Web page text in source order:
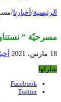
الرئيسية/ أخبارنا/
مسرحيّة ”
18 مارس، 2021
شاركها
Facebook
Twitter